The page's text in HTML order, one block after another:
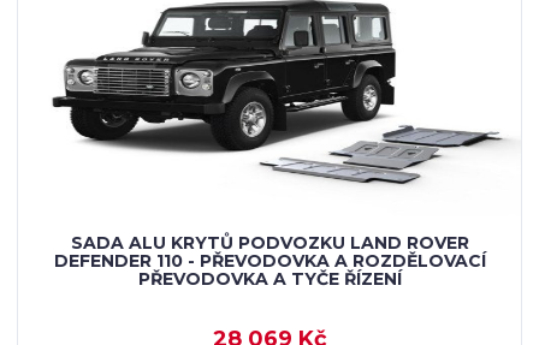
SADA ALU KRYTŮ PODVOZKU LAND ROVER
DEFENDER 110 - PŘEVODOVKA A ROZDĚLOVACÍ
PŘEVODOVKA A TYČE ŘÍZENÍ
28 069 Kč